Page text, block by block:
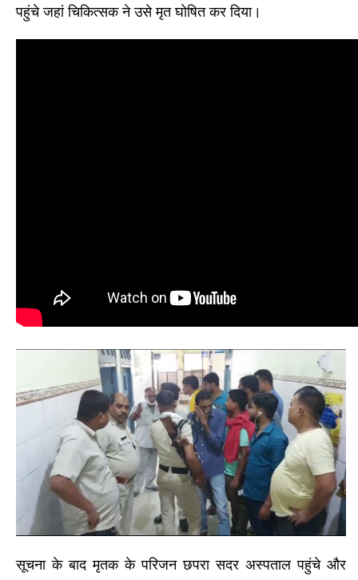
पहुंचे जहां चिकित्सक ने उसे मृत घोषित कर दिया।
सूचना के बाद मृतक के परिजन छपरा सदर अस्पताल पहुंचे और